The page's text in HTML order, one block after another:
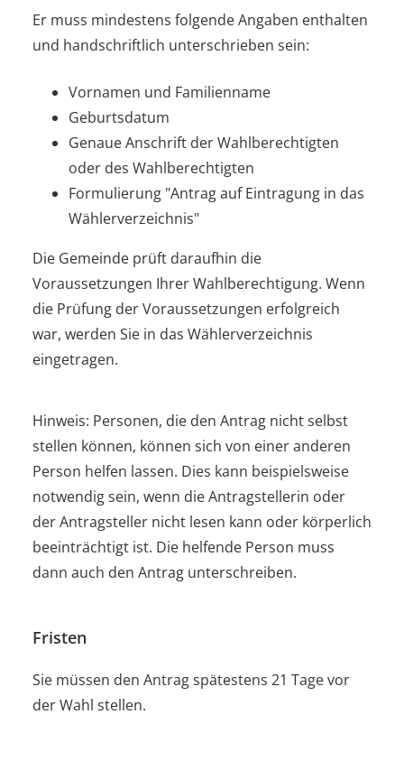
Er muss mindestens folgende Angaben enthalten
und handschriftlich unterschrieben sein:
Vornamen und Familienname
Geburtsdatum
Genaue Anschrift der Wahlberechtigten
oder des Wahlberechtigten
Formulierung "Antrag auf Eintragung in das
Wählerverzeichnis"
Die Gemeinde prüft daraufhin die
Voraussetzungen Ihrer Wahlberechtigung. Wenn
die Prüfung der Voraussetzungen erfolgreich
war, werden Sie in das Wählerverzeichnis
eingetragen.
Hinweis: Personen, die den Antrag nicht selbst
stellen können, können sich von einer anderen
Person helfen lassen. Dies kann beispielsweise
notwendig sein, wenn die Antragstellerin oder
der Antragsteller nicht lesen kann oder körperlich
beeinträchtigt ist. Die helfende Person muss
dann auch den Antrag unterschreiben.
Fristen
Sie müssen den Antrag spätestens 21 Tage vor
der Wahl stellen.